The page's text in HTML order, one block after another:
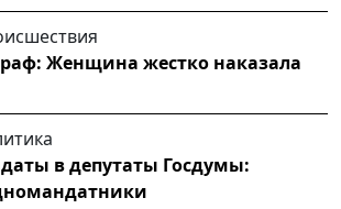
Женщина жестко наказала
в депутаты Госдумы: